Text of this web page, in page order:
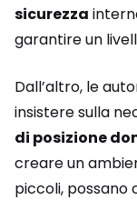
sicurezza
garantire un
Dall’altro, le
insistere sulla
di posizione
creare un
piccoli, possano